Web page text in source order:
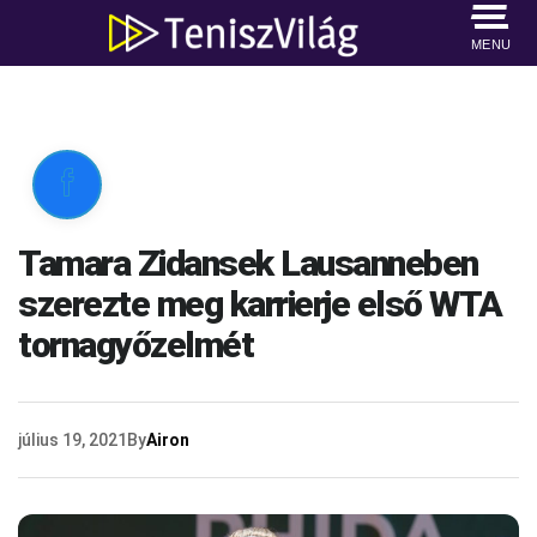
MENU

Tamara Zidansek Lausanneben
szerezte meg karrierje első WTA
tornagyőzelmét
július 19, 2021 ByAiron